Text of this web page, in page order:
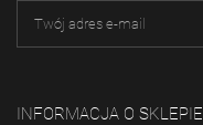
INFORMACJA O SKLEPIE